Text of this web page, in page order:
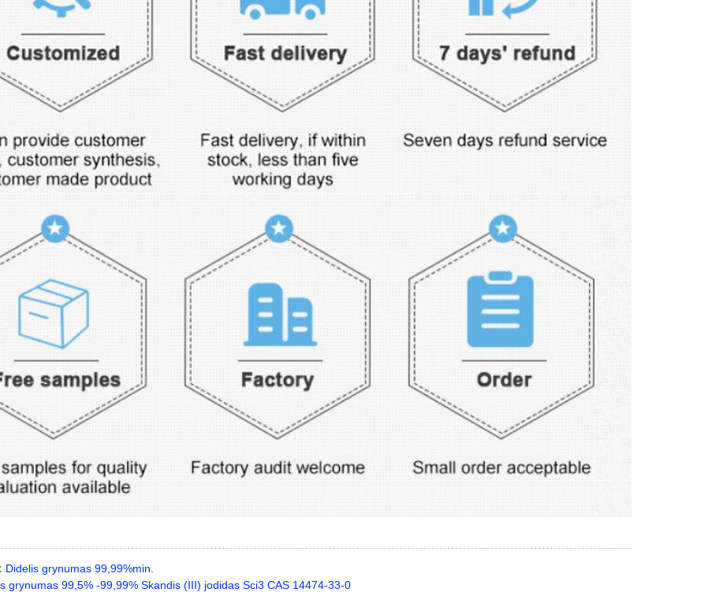
Didelis grynumas 99,99%min.
grynumas 99,5% -99,99% Skandis (III) jodidas Sci3 CAS 14474-33-0